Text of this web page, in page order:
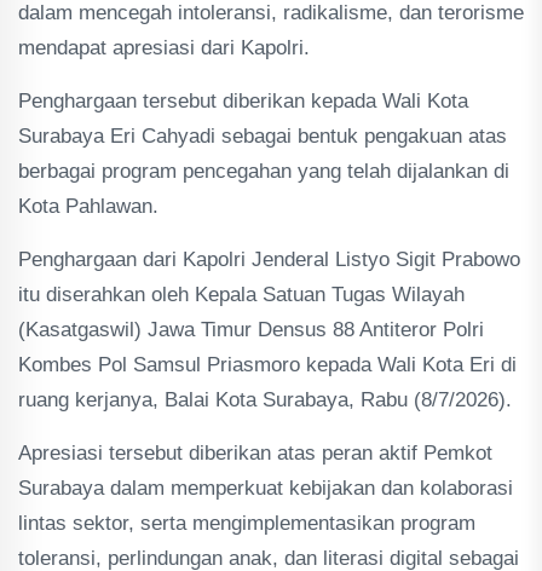
dalam mencegah intoleransi, radikalisme, dan terorisme
mendapat apresiasi dari Kapolri.
Penghargaan tersebut diberikan kepada Wali Kota
Surabaya Eri Cahyadi sebagai bentuk pengakuan atas
berbagai program pencegahan yang telah dijalankan di
Kota Pahlawan.
Penghargaan dari Kapolri Jenderal Listyo Sigit Prabowo
itu diserahkan oleh Kepala Satuan Tugas Wilayah
(Kasatgaswil) Jawa Timur Densus 88 Antiteror Polri
Kombes Pol Samsul Priasmoro kepada Wali Kota Eri di
ruang kerjanya, Balai Kota Surabaya, Rabu (8/7/2026).
Apresiasi tersebut diberikan atas peran aktif Pemkot
Surabaya dalam memperkuat kebijakan dan kolaborasi
lintas sektor, serta mengimplementasikan program
toleransi, perlindungan anak, dan literasi digital sebagai